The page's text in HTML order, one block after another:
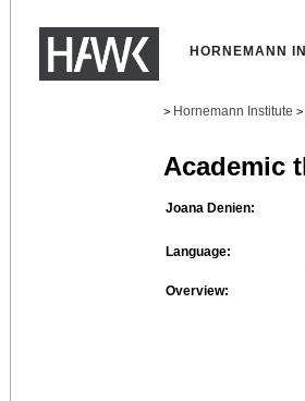
HORNEMANN
> Hornemann Institute >
Academic
Joana Denien:
Language:
Overview: